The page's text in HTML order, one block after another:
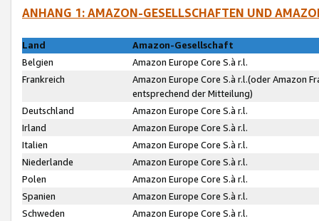
ANHANG 1: AMAZON-GESELLSCHAFTEN UND
Land
Amazon-Gesellschaft
Belgien
Amazon Europe Core S.à r.l.
Frankreich
Amazon Europe Core S.à r.l.(oder Amazon
entsprechend der Mitteilung)
Deutschland
Amazon Europe Core S.à r.l.
Irland
Amazon Europe Core S.à r.l.
Italien
Amazon Europe Core S.à r.l.
Niederlande
Amazon Europe Core S.à r.l.
Polen
Amazon Europe Core S.à r.l.
Spanien
Amazon Europe Core S.à r.l.
Schweden
Amazon Europe Core S.à r.l.